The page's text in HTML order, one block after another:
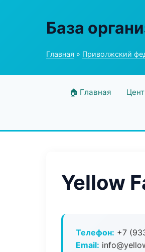
База
Главная » Приволжский
🏠 Главная
Yellow
Телефон: +7
Email: